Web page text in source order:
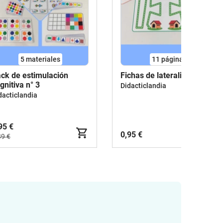
5 materiales
de estimulación
n° 3
€
€
11 páginas
Fichas de lateralidad
Didacticlandia
0,95 €